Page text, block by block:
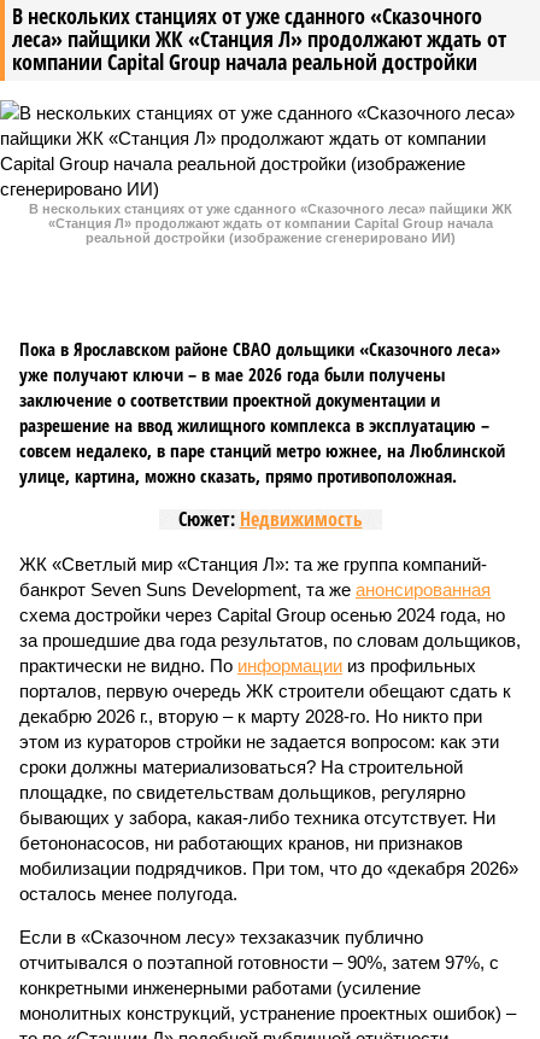
В нескольких станциях от уже сданного «Сказочного
леса» пайщики ЖК «Станция Л» продолжают ждать от
компании Capital Group начала реальной достройки
В нескольких станциях от уже сданного «Сказочного леса» пайщики ЖК
«Станция Л» продолжают ждать от компании Capital Group начала
реальной достройки (изображение сгенерировано ИИ)
Пока в Ярославском районе СВАО дольщики «Сказочного леса»
уже получают ключи – в мае 2026 года были получены
заключение о соответствии проектной документации и
разрешение на ввод жилищного комплекса в эксплуатацию –
совсем недалеко, в паре станций метро южнее, на Люблинской
улице, картина, можно сказать, прямо противоположная.
Сюжет: Недвижимость
ЖК «Светлый мир «Станция Л»: та же группа компаний-
банкрот Seven Suns Development, та же анонсированная
схема достройки через Capital Group осенью 2024 года, но
за прошедшие два года результатов, по словам дольщиков,
практически не видно. По информации из профильных
порталов, первую очередь ЖК строители обещают сдать к
декабрю 2026 г., вторую – к марту 2028-го. Но никто при
этом из кураторов стройки не задается вопросом: как эти
сроки должны материализоваться? На строительной
площадке, по свидетельствам дольщиков, регулярно
бывающих у забора, какая-либо техника отсутствует. Ни
бетононасосов, ни работающих кранов, ни признаков
мобилизации подрядчиков. При том, что до «декабря 2026»
осталось менее полугода.
Если в «Сказочном лесу» техзаказчик публично
отчитывался о поэтапной готовности – 90%, затем 97%, с
конкретными инженерными работами (усиление
монолитных конструкций, устранение проектных ошибок) –